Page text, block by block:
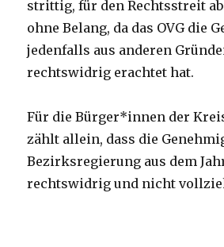
strittig, für den Rechtsstreit
ohne Belang, da das OVG die
jedenfalls aus anderen
rechtswidrig erachtet hat.
Für die Bürger*innen der
zählt allein, dass die
Bezirksregierung aus dem
rechtswidrig und nicht